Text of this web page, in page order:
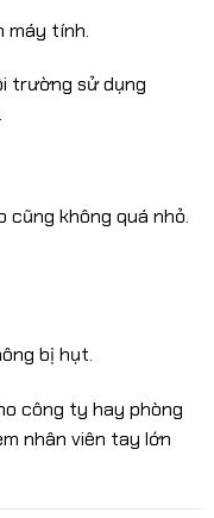
máy tính.
trường sử dụng
cũng không quá nhỏ.
bị hụt.
công ty hay phòng
nhân viên tay lớn